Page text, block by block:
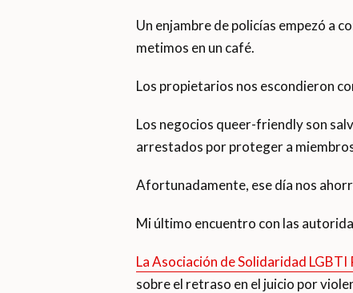
Un enjambre de policías empezó a
metimos en un café.
Los propietarios nos escondieron
Los negocios queer-friendly son
arrestados por proteger a
Afortunadamente, ese día nos
Mi último encuentro con las
La Asociación de Solidaridad LGBTI
sobre el retraso en el juicio por